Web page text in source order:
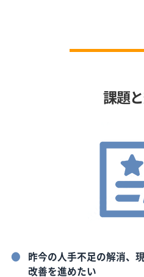
課題
昨今の人手不足の解消、
改善を進めたい